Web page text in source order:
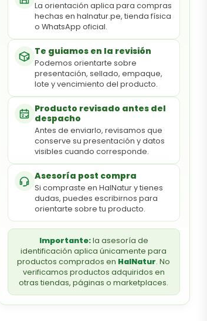
La orientación aplica para compras
hechas en halnatur.pe, tienda física
o WhatsApp oficial.
Te guiamos en la revisión
Podemos orientarte sobre
presentación, sellado, empaque,
lote y vencimiento del producto.
Producto revisado antes del
despacho
Antes de enviarlo, revisamos que
conserve su presentación y datos
visibles cuando corresponde.
Asesoría post compra
Si compraste en HalNatur y tienes
dudas, puedes escribirnos para
orientarte sobre tu producto.
Importante:la asesoría de
identificación aplica únicamente para
productos comprados en HalNatur. No
verificamos productos adquiridos en
otras tiendas, páginas o marketplaces.